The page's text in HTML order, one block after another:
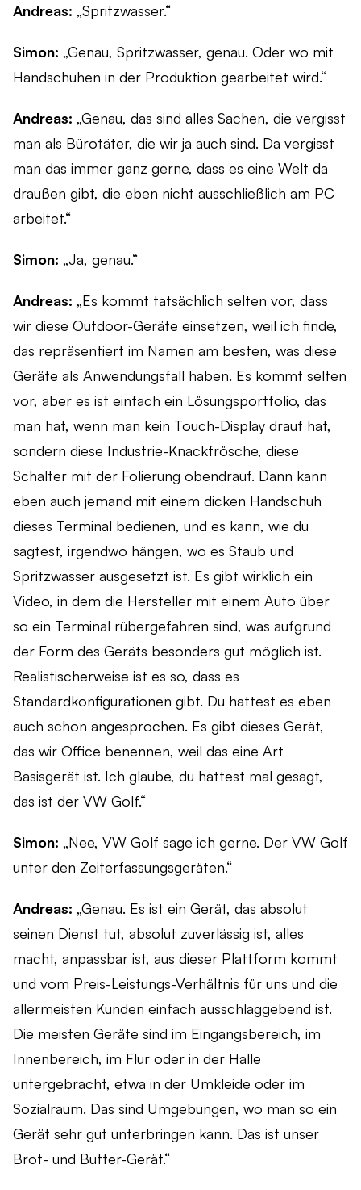
Andreas: „Spritzwasser.“
Simon: „Genau, Spritzwasser, genau. Oder wo mit
Handschuhen in der Produktion gearbeitet wird.“
Andreas: „Genau, das sind alles Sachen, die vergisst
man als Bürotäter, die wir ja auch sind. Da vergisst
man das immer ganz gerne, dass es eine Welt da
draußen gibt, die eben nicht ausschließlich am PC
arbeitet.“
Simon: „Ja, genau.“
Andreas: „Es kommt tatsächlich selten vor, dass
wir diese Outdoor-Geräte einsetzen, weil ich finde,
das repräsentiert im Namen am besten, was diese
Geräte als Anwendungsfall haben. Es kommt selten
vor, aber es ist einfach ein Lösungsportfolio, das
man hat, wenn man kein Touch-Display drauf hat,
sondern diese Industrie-Knackfrösche, diese
Schalter mit der Folierung obendrauf. Dann kann
eben auch jemand mit einem dicken Handschuh
dieses Terminal bedienen, und es kann, wie du
sagtest, irgendwo hängen, wo es Staub und
Spritzwasser ausgesetzt ist. Es gibt wirklich ein
Video, in dem die Hersteller mit einem Auto über
so ein Terminal rübergefahren sind, was aufgrund
der Form des Geräts besonders gut möglich ist.
Realistischerweise ist es so, dass es
Standardkonfigurationen gibt. Du hattest es eben
auch schon angesprochen. Es gibt dieses Gerät,
das wir Office benennen, weil das eine Art
Basisgerät ist. Ich glaube, du hattest mal gesagt,
das ist der VW Golf.“
Simon: „Nee, VW Golf sage ich gerne. Der VW Golf
unter den Zeiterfassungsgeräten.“
Andreas: „Genau. Es ist ein Gerät, das absolut
seinen Dienst tut, absolut zuverlässig ist, alles
macht, anpassbar ist, aus dieser Plattform kommt
und vom Preis-Leistungs-Verhältnis für uns und die
allermeisten Kunden einfach ausschlaggebend ist.
Die meisten Geräte sind im Eingangsbereich, im
Innenbereich, im Flur oder in der Halle
untergebracht, etwa in der Umkleide oder im
Sozialraum. Das sind Umgebungen, wo man so ein
Gerät sehr gut unterbringen kann. Das ist unser
Brot- und Butter-Gerät.“